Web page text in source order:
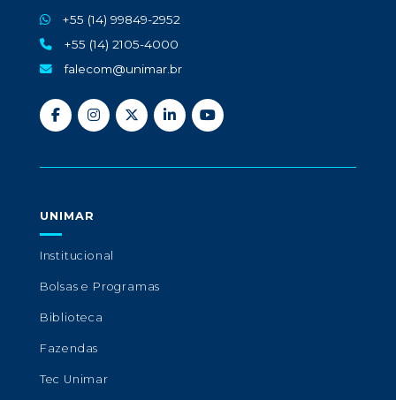
+55 (14) 99849-2952
+55 (14) 2105-4000
falecom@unimar.br
UNIMAR
Institucional
Bolsas e Programas
Biblioteca
Fazendas
Tec Unimar